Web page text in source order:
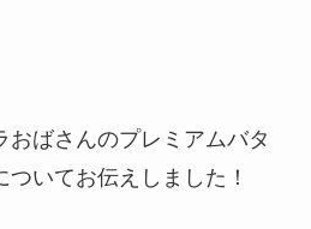
おばさんのプレミアムバタ
いてお伝えしました！